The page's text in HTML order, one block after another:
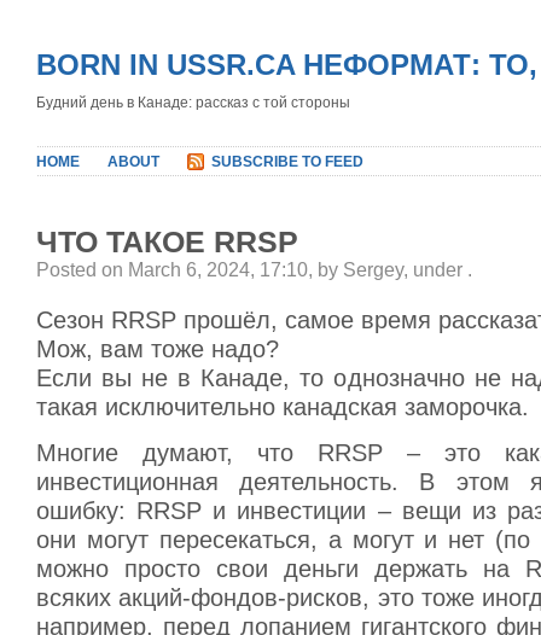
BORN IN USSR.CA НЕФОРМАТ:
Будний день в Канаде: рассказ с той стороны
HOME ABOUT SUBSCRIBE TO FEED
ЧТО ТАКОЕ RRSP
Posted on March 6, 2024, 17:10, by Sergey, under .
Сезон RRSP прошёл, самое время
Мож, вам тоже надо?
Если вы не в Канаде, то однозначно не
такая исключительно канадская заморочка.
Многие думают, что RRSP – это
инвестиционная деятельность. В этом
ошибку: RRSP и инвестиции – вещи из
они могут пересекаться, а могут и нет
можно просто свои деньги держать на
всяких акций-фондов-рисков, это тоже
например, перед лопанием гигантского